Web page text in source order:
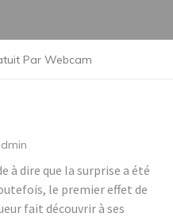
Par Webcam
à dire que la surprise a été
le premier effet de
fait découvrir à ses